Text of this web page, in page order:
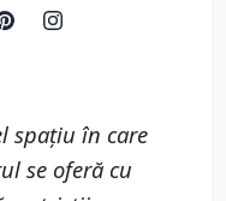
spațiu în care
se oferă cu